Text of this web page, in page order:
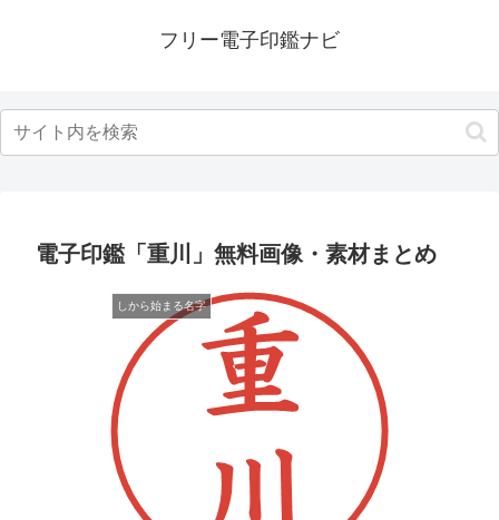
フリー電子印鑑ナビ
電子印鑑「重川」無料画像・素材まとめ
しから始まる名字